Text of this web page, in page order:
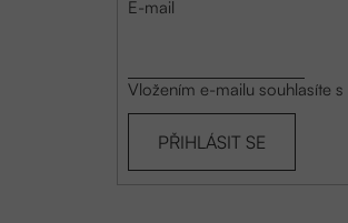
E-mail
Vložením e-mailu souhlasíte s
PŘIHLÁSIT SE